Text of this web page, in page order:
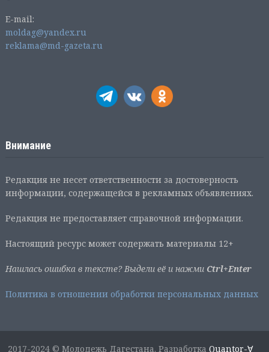
E-mail:
moldag@yandex.ru
reklama@md-gazeta.ru
Внимание
Редакция не несет ответственности за достоверность
информации, содержащейся в рекламных объявлениях.
Редакция не предоставляет справочной информации.
Настоящий ресурс может содержать материалы 12+
Нашлась ошибка в тексте? Выдели её и нажми Ctrl+Enter
Политика в отношении обработки персональных данных
2017-2024 © Молодежь Дагестана. РазработкаQuantor-∀